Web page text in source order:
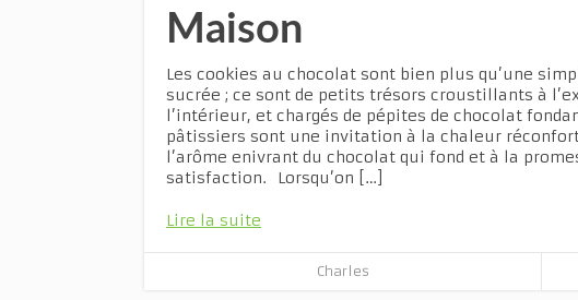
Maison
Les cookies au chocolat sont bien plus qu’une
sucrée ; ce sont de petits trésors croustillants à
l’intérieur, et chargés de pépites de chocolat
pâtissiers sont une invitation à la chaleur
l’arôme enivrant du chocolat qui fond et à la
satisfaction. Lorsqu’on […]
Lire la suite
Charles